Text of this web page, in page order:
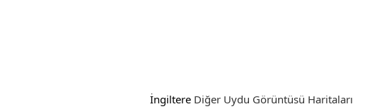
İngiltere Diğer Uydu Görüntüsü Haritaları